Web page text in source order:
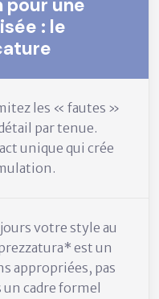
pour une
: le
les « fautes »
par tenue.
unique qui crée
votre style au
est un
appropriées, pas
cadre formel